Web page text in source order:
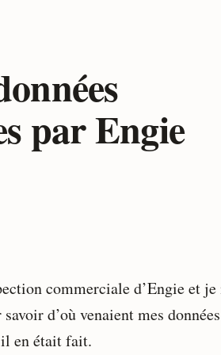
par Engie
commerciale d’Engie et je
d’où venaient mes données
en était fait.